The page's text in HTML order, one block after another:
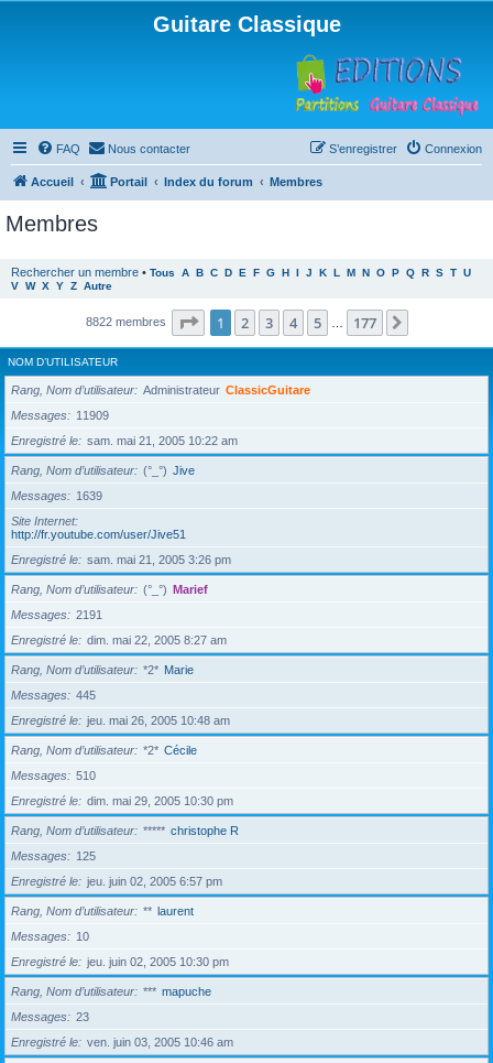
Guitare Classique
FAQ Nous contacter Connexion
S’enregistrer
Accueil Portail Index du forum Membres
Membres
Rechercher un membre • Tous A B C D E F G H I J K L M N O P Q R S T U
V W X Y Z Autre
8822 membres Page 1sur177
1 2 3 4 5 177
NOM D’UTILISATEUR
Rang, Nom d’utilisateur Administrateur ClassicGuitare
Messages
11909
Enregistré le
sam. mai 21, 2005 10:22 am
Rang, Nom d’utilisateur (°_°) Jive
Messages
1639
Site Internet
http://fr.youtube.com/user/Jive51
Enregistré le
sam. mai 21, 2005 3:26 pm
Rang, Nom d’utilisateur (°_°) Marief
Messages
2191
Enregistré le
dim. mai 22, 2005 8:27 am
Rang, Nom d’utilisateur *2* Marie
Messages
445
Enregistré le
jeu. mai 26, 2005 10:48 am
Rang, Nom d’utilisateur *2* Cécile
Messages
510
Enregistré le
dim. mai 29, 2005 10:30 pm
Rang, Nom d’utilisateur ***** christophe R
Messages
125
Enregistré le
jeu. juin 02, 2005 6:57 pm
Rang, Nom d’utilisateur ** laurent
Messages
10
Enregistré le
jeu. juin 02, 2005 10:30 pm
Rang, Nom d’utilisateur *** mapuche
Messages
23
Enregistré le
ven. juin 03, 2005 10:46 am